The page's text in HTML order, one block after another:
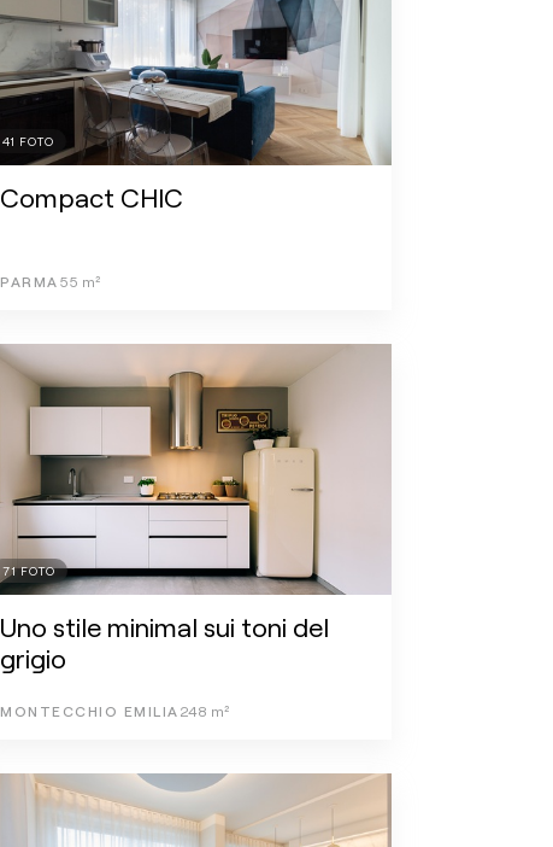
41 FOTO
Compact CHIC
PARMA 55 m²
71FOTO
Uno stile minimal sui toni del
grigio
MONTECCHIO EMILIA 248 m²